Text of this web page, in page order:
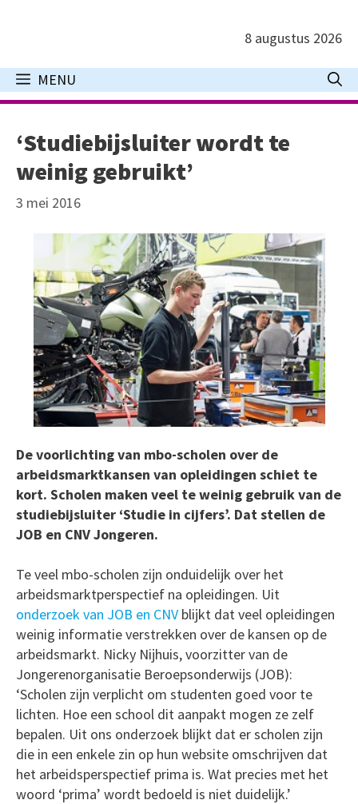
inhoud
8 augustus 2026
MENU
‘Studiebijsluiter wordt te
weinig gebruikt’
3 mei 2016
De voorlichting van mbo-scholen over de
arbeidsmarktkansen van opleidingen schiet te
kort. Scholen maken veel te weinig gebruik van de
studiebijsluiter ‘Studie in cijfers’. Dat stellen de
JOB en CNV Jongeren.
Te veel mbo-scholen zijn onduidelijk over het
arbeidsmarktperspectief na opleidingen. Uit
onderzoek van JOB en CNVblijkt dat veel opleidingen
weinig informatie verstrekken over de kansen op de
arbeidsmarkt. Nicky Nijhuis, voorzitter van de
Jongerenorganisatie Beroepsonderwijs (JOB):
‘Scholen zijn verplicht om studenten goed voor te
lichten. Hoe een school dit aanpakt mogen ze zelf
bepalen. Uit ons onderzoek blijkt dat er scholen zijn
die in een enkele zin op hun website omschrijven dat
het arbeidsperspectief prima is. Wat precies met het
woord ‘prima’ wordt bedoeld is niet duidelijk.’